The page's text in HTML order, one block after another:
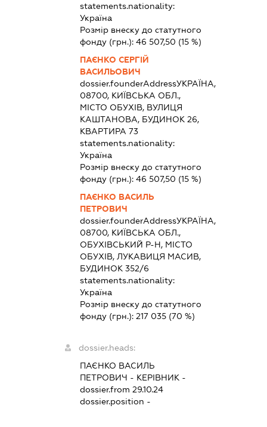
statements.nationality:
Україна
Розмір внеску до статутного
фонду (грн.):46 507,50 (15 %)
ПАЄНКО СЕРГІЙ
ВАСИЛЬОВИЧ
dossier.founderAddressУКРАЇНА,
08700, КИЇВСЬКА ОБЛ.,
МІСТО ОБУХІВ, ВУЛИЦЯ
КАШТАНОВА, БУДИНОК 26,
КВАРТИРА 73
statements.nationality:
Україна
Розмір внеску до статутного
фонду (грн.):46 507,50 (15 %)
ПАЄНКО ВАСИЛЬ
ПЕТРОВИЧ
dossier.founderAddressУКРАЇНА,
08700, КИЇВСЬКА ОБЛ.,
ОБУХІВСЬКИЙ Р-Н, МІСТО
ОБУХІВ, ЛУКАВИЦЯ МАСИВ,
БУДИНОК 352/6
statements.nationality:
Україна
Розмір внеску до статутного
фонду (грн.):217 035 (70 %)
dossier.heads:
ПАЄНКО ВАСИЛЬ
ПЕТРОВИЧ - КЕРІВНИК -
dossier.from 29.10.24
dossier.position -